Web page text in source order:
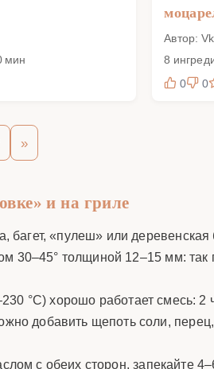
мин
Автор:
8
0
0
»
и на гриле
«пулеш» или деревенская
30–45° толщиной 12–15 мм:
°C) хорошо работает смесь: 2
добавить щепоть соли,
с обеих сторон, запекайте